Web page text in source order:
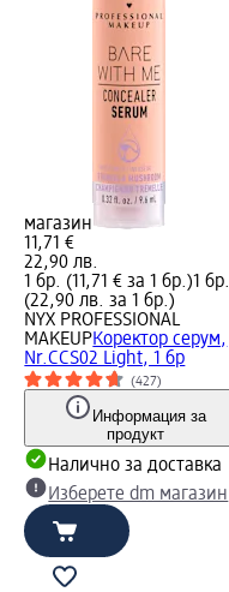
магазин
11,71 €
22,90 лв.
1 бр. (11,71 € за 1 бр.)1 бр.
(22,90 лв. за 1 бр.)
NYX PROFESSIONAL
MAKEUPКоректор серум,
Nr.CCS02 Light, 1 бр
(427)
Информация за
продукт
Налично за доставка
Изберете dm магазин